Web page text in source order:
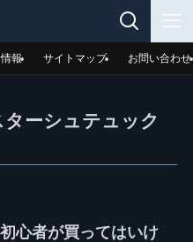
報 サイトマップ お問い合わせ
ーシュテュック
心者が買ってはいけ